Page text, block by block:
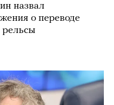
назвал
о переводе
рельсы